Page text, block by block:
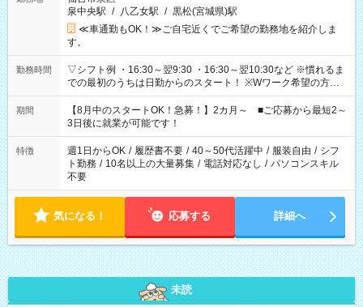
泉中央駅 / 八乙女駅 / 黒松(宮城県)駅
≪車通勤もOK！≫ご自宅近くでご希望の勤務地を紹介しま
す。
勤務時間
▽シフト例 ・16:30～翌9:30 ・16:30～翌10:30など ※慣れるま
での最初のうちは日勤からのスタート！ ※Wワーク希望の方へ
今ご覧のお仕事で希望する勤務時間と、もう1つのお仕事の勤務
時間。 合計で週40時間を超える場合は応募できません。
期間
【8月中のスタートOK！急募！】2カ月～ ■ご応募から最短2～
3日後に就業が可能です！
特徴 週1日からOK / 履歴書不要 / 40～50代活躍中 / 服装自由 / シフ
ト勤務 / 10名以上の大量募集 / 電話対応なし / パソコンスキル
不要
気になる！ 応募する 詳細へ
未読